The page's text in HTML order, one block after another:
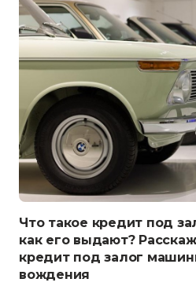
Что такое кредит под
как его выдают?
кредит под залог
вождения